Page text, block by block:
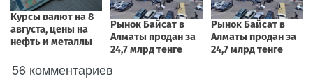
56 комментариев